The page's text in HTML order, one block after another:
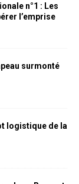
n°1 : Les
l’emprise
surmonté
logistique de la